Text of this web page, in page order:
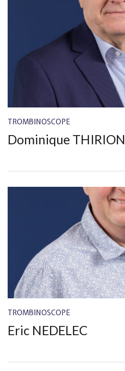
TROMBINOSCOPE
Dominique THIRION
TROMBINOSCOPE
Eric NEDELEC